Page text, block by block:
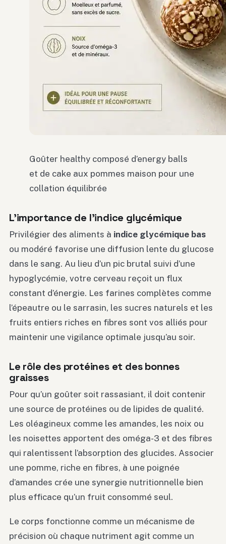
Goûter healthy composé d’energy balls
et de cake aux pommes maison pour une
collation équilibrée
L’importance de l’indice glycémique
Privilégier des aliments à indice glycémique bas
ou modéré favorise une diffusion lente du glucose
dans le sang. Au lieu d’un pic brutal suivi d’une
hypoglycémie, votre cerveau reçoit un flux
constant d’énergie. Les farines complètes comme
l’épeautre ou le sarrasin, les sucres naturels et les
fruits entiers riches en fibres sont vos alliés pour
maintenir une vigilance optimale jusqu’au soir.
Le rôle des protéines et des bonnes
graisses
Pour qu’un goûter soit rassasiant, il doit contenir
une source de protéines ou de lipides de qualité.
Les oléagineux comme les amandes, les noix ou
les noisettes apportent des oméga-3 et des fibres
qui ralentissent l’absorption des glucides. Associer
une pomme, riche en fibres, à une poignée
d’amandes crée une synergie nutritionnelle bien
plus efficace qu’un fruit consommé seul.
Le corps fonctionne comme un mécanisme de
précision où chaque nutriment agit comme un